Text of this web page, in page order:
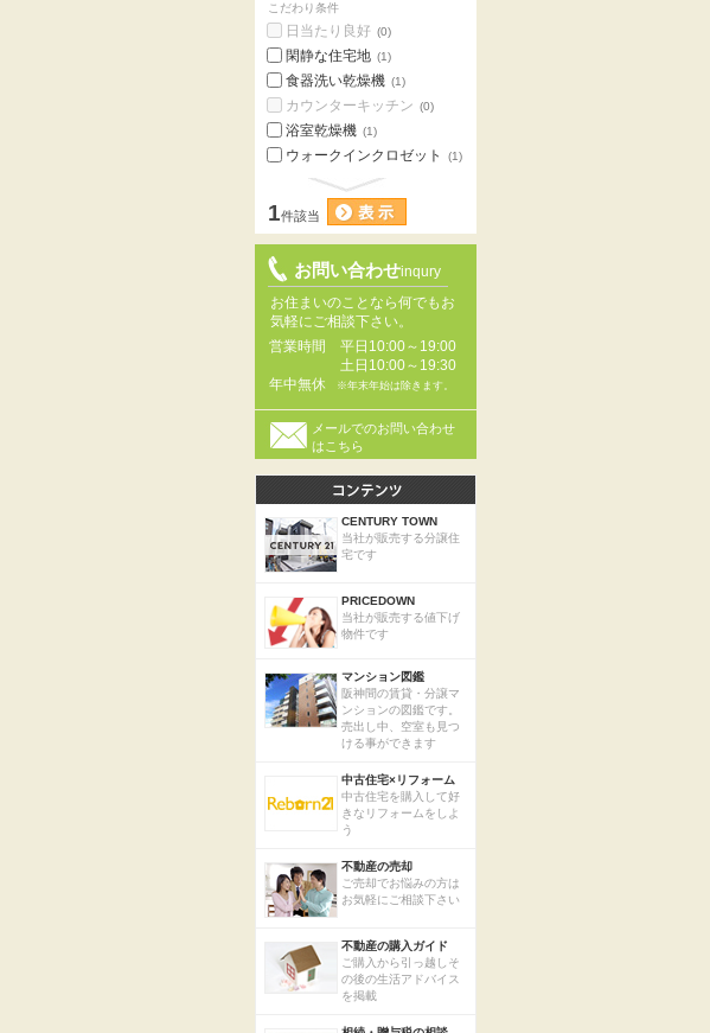
こだわり条件
日当たり良好 (0)
閑静な住宅地 (1)
食器洗い乾燥機 (1)
カウンターキッチン (0)
浴室乾燥機 (1)
ウォークインクロゼット (1)
1件該当
お問い合わせinqury
お住まいのことなら何でもお
気軽にご相談下さい。
営業時間
平日10:00～19:00
土日10:00～19:30
年中無休
※年末年始は除きます。
メールでのお問い合わせ
はこちら
CENTURY TOWN
当社が販売する分譲住
宅です
PRICEDOWN
当社が販売する値下げ
物件です
マンション図鑑
阪神間の賃貸・分譲マ
ンションの図鑑です。
売出し中、空室も見つ
ける事ができます
中古住宅×リフォーム
中古住宅を購入して好
きなリフォームをしよ
う
不動産の売却
ご売却でお悩みの方は
お気軽にご相談下さい
不動産の購入ガイド
ご購入から引っ越しそ
の後の生活アドバイス
を掲載